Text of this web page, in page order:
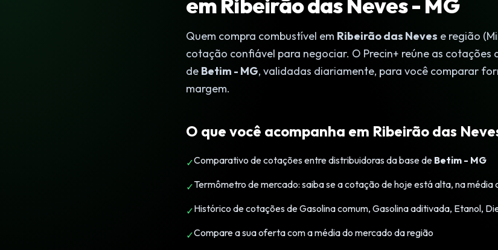
Quem compra combustível em Ribeirão das Neves e região
cotação confiável para negociar. O Precin+ reúne as cotações
de Betim - MG, validadas diariamente, para você comparar
margem.
O que você acompanha em Ribeirão das
✓Comparativo de cotações entre distribuidoras da base de Betim - MG
✓Termômetro de mercado: saiba se a cotação de hoje está alta, na média
✓Histórico de cotações de Gasolina comum, Gasolina aditivada, Etanol,
✓Compare a sua oferta com a média do mercado da região